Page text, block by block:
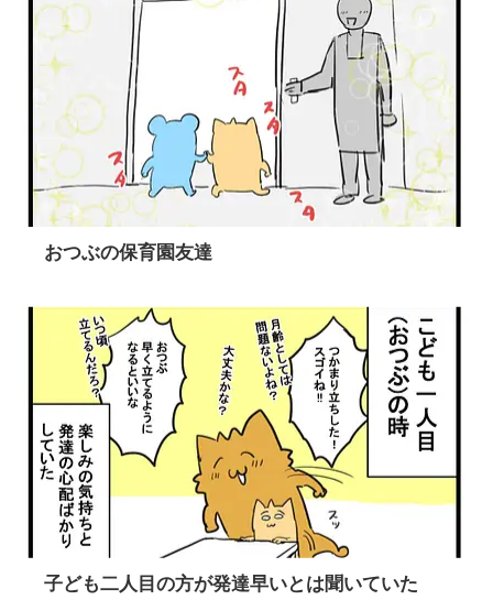
おつぶの保育園友達
子ども二人目の方が発達早いとは聞いていた